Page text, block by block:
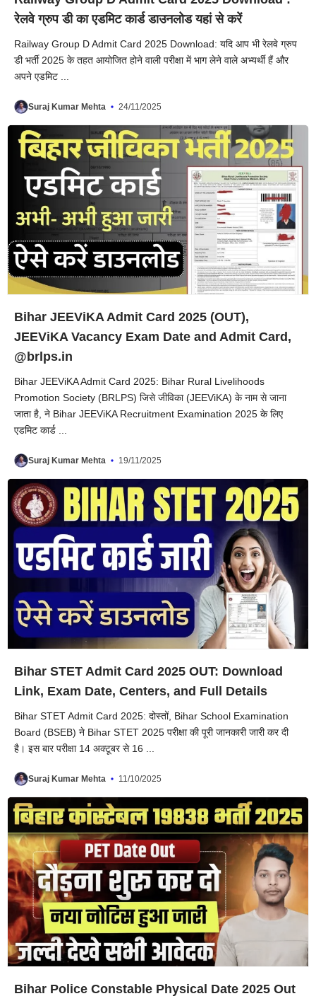
रेलवे ग्रुप डी का एडमिट कार्ड डाउनलोड यहां से करें
Railway Group D Admit Card 2025 Download: यदि आप भी रेलवे ग्रुप
डी भर्ती 2025 के तहत आयोजित होने वाली परीक्षा में भाग लेने वाले अभ्यर्थी हैं और
अपने एडमिट ...
Suraj Kumar Mehta 24/11/2025
Bihar JEEViKA Admit Card 2025 (OUT),
JEEViKA Vacancy Exam Date and Admit Card,
@brlps.in
Bihar JEEViKA Admit Card 2025: Bihar Rural Livelihoods
Promotion Society (BRLPS) जिसे जीविका (JEEViKA) के नाम से जाना
जाता है, ने Bihar JEEViKA Recruitment Examination 2025 के लिए
एडमिट कार्ड ...
Suraj Kumar Mehta 19/11/2025
Bihar STET Admit Card 2025 OUT: Download
Link, Exam Date, Centers, and Full Details
Bihar STET Admit Card 2025: दोस्तों, Bihar School Examination
Board (BSEB) ने Bihar STET 2025 परीक्षा की पूरी जानकारी जारी कर दी
है। इस बार परीक्षा 14 अक्टूबर से 16 ...
Suraj Kumar Mehta 11/10/2025
Bihar Police Constable Physical Date 2025 Out